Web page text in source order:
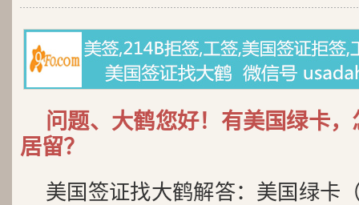
问题、大鹤您好！有美国绿卡
居留？
美国签证找大鹤解答：美国绿卡